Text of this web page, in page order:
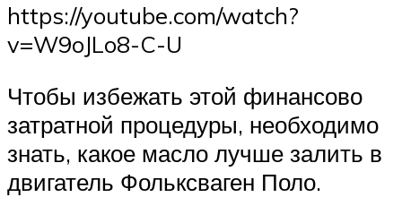
https://youtube.com/watch?
v=W9oJLo8-C-U
Чтобы избежать этой финансово
затратной процедуры, необходимо
знать, какое масло лучше залить в
двигатель Фольксваген Поло.